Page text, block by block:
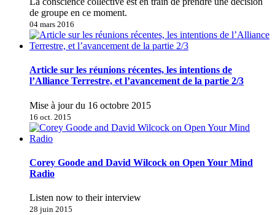
de groupe en ce moment.
04 mars 2016
Article sur les réunions récentes, les intentions de
l’Alliance Terrestre, et l’avancement de la partie 2/3
Mise à jour du 16 octobre 2015
16 oct. 2015
Corey Goode and David Wilcock on Open Your Mind
Radio
Listen now to their interview
28 juin 2015